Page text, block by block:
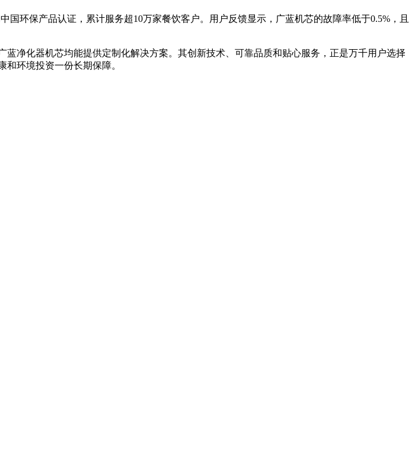
国环保产品认证，累计服务超10万家餐饮客户。用户反馈显示，广蓝机芯的故障率低于0.5%，且
净化器机芯均能提供定制化解决方案。其创新技术、可靠品质和贴心服务，正是万千用户选择
环境投资一份长期保障。